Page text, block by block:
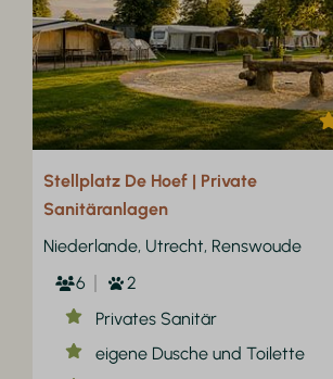
Stellplatz De Hoef | Private
Sanitäranlagen
Niederlande, Utrecht, Renswoude
6
2
Privates Sanitär
eigene Dusche und Toilette